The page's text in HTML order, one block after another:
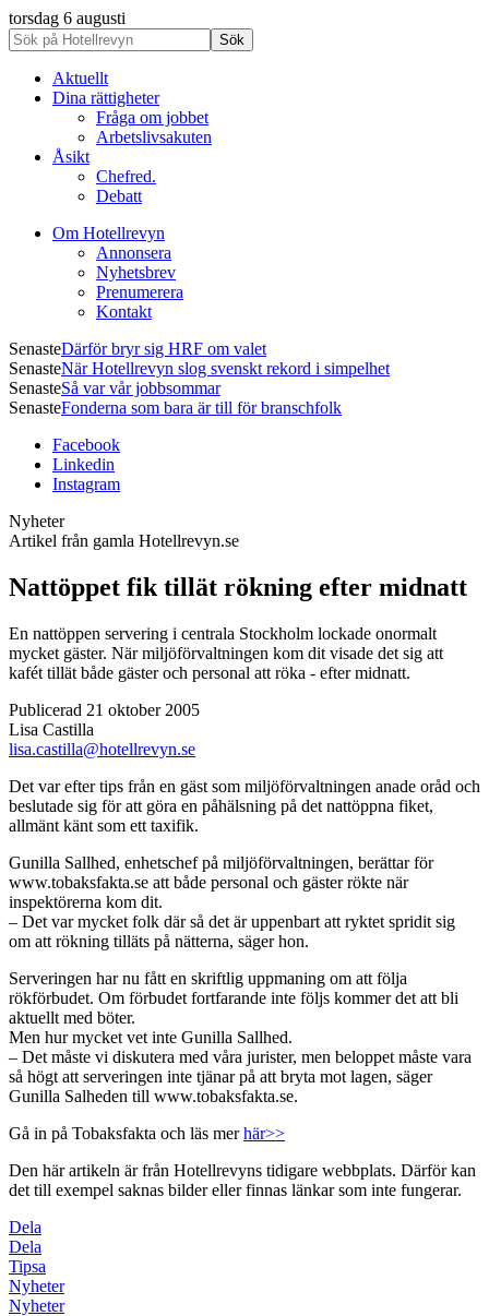
torsdag 6 augusti
Aktuellt
Dina rättigheter
Fråga om jobbet
Arbetslivsakuten
Åsikt
Chefred.
Debatt
Om Hotellrevyn
Annonsera
Nyhetsbrev
Prenumerera
Kontakt
SenasteDärför bryr sig HRF om valet
SenasteNär Hotellrevyn slog svenskt rekord i simpelhet
SenasteSå var vår jobbsommar
SenasteFonderna som bara är till för branschfolk
Facebook
Linkedin
Instagram
Nyheter
Artikel från gamla Hotellrevyn.se
Nattöppet fik tillät rökning efter midnatt
En nattöppen servering i centrala Stockholm lockade onormalt
mycket gäster. När miljöförvaltningen kom dit visade det sig att
kafét tillät både gäster och personal att röka - efter midnatt.
Publicerad 21 oktober 2005
Lisa Castilla
lisa.castilla@hotellrevyn.se
Det var efter tips från en gäst som miljöförvaltningen anade oråd och
beslutade sig för att göra en påhälsning på det nattöppna fiket,
allmänt känt som ett taxifik.
Gunilla Sallhed, enhetschef på miljöförvaltningen, berättar för
www.tobaksfakta.se att både personal och gäster rökte när
inspektörerna kom dit.
– Det var mycket folk där så det är uppenbart att ryktet spridit sig
om att rökning tilläts på nätterna, säger hon.
Serveringen har nu fått en skriftlig uppmaning om att följa
rökförbudet. Om förbudet fortfarande inte följs kommer det att bli
aktuellt med böter.
Men hur mycket vet inte Gunilla Sallhed.
– Det måste vi diskutera med våra jurister, men beloppet måste vara
så högt att serveringen inte tjänar på att bryta mot lagen, säger
Gunilla Salheden till www.tobaksfakta.se.
Gå in på Tobaksfakta och läs merhär>>
Den här artikeln är från Hotellrevyns tidigare webbplats. Därför kan
det till exempel saknas bilder eller finnas länkar som inte fungerar.
Dela
Dela
Tipsa
Nyheter
Nyheter